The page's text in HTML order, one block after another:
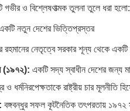
গভীর ও বিশ্লেষণাত্মক তুলনা তুলে ধরা হলো:
নতুন দেশের ভিত্তিপ্রস্তর
রহমানের নেতৃত্বে সরকার শূন্য থেকে
(১৯৭২): একটি সদ্য স্বাধীন দেশের জন্য
ধর্মনিরপেক্ষতাকে রাষ্ট্রীয় চার মূলনীতি
বঙ্গবন্ধুর সফল কূটনৈতিক তৎপরতায় ১৯৭২